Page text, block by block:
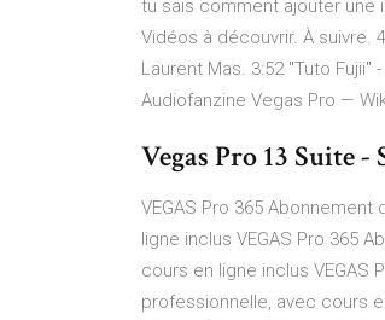
tu sais comment ajouter une
Vidéos à découvrir. À suivre.
Laurent Mas. 3:52 "Tuto Fujii"
Audiofanzine Vegas Pro —
Vegas Pro 13 Suite
VEGAS Pro 365
ligne inclus VEGAS Pro 365
cours en ligne inclus VEGAS
professionnelle, avec cours